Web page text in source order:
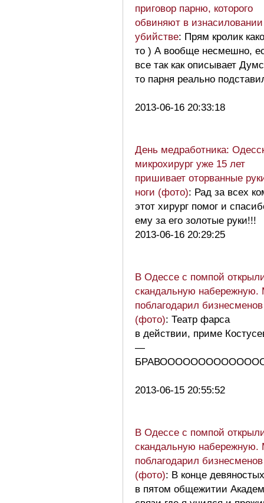
приговор парню, которого
обвиняют в
убийстве: Прям кролик
то ) А вообще несмешно,
все так как описывает
то парня реально
2013-06-16 20:33:18
День медработника:
микрохирург уже 15 лет
пришивает оторванные
ноги (фото): Рад за всех
этот хирург помог и
ему за его золотые руки!!!
2013-06-16 20:29:25
В Одессе с помпой
скандальную набережную.
поблагодарил бизнесменов
(фото): Театр фарса
в действии, приме
—
2013-06-15 20:55:52
В Одессе с помпой
скандальную набережную.
поблагодарил бизнесменов
(фото): В конце девяностых
в пятом общежитии